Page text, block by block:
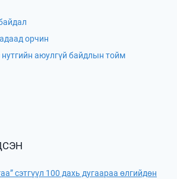
орчин
аюулгүй байдлын тойм
сэтгүүл 100 дахь дугаараа өлгийдөн